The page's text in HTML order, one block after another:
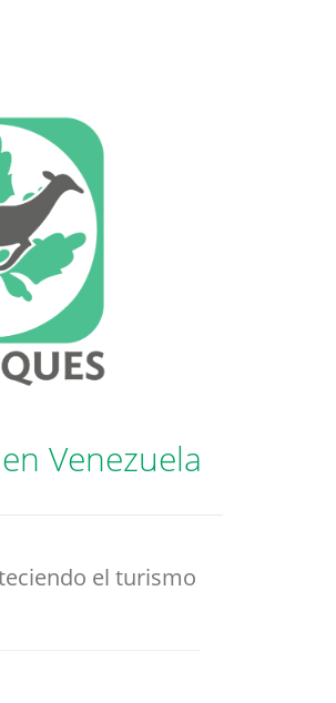
Venezuela
el turismo